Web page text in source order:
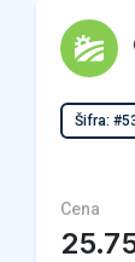
Šifra:
Cena